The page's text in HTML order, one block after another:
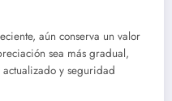
aún conserva un valor
sea más gradual,
y seguridad